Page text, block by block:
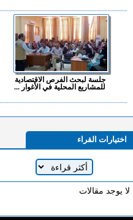
جلسة لبحث الفرص الاقتصادية
للمشاريع المحلية في الأغوار ...
اختيارات القراء
لا يوجد مقالات